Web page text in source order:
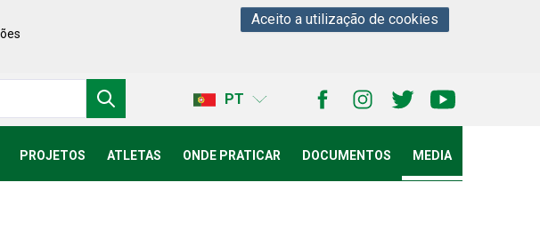
Aceito a utilização de cookies
PT
PROJETOS ATLETAS ONDE PRATICAR DOCUMENTOS MEDIA